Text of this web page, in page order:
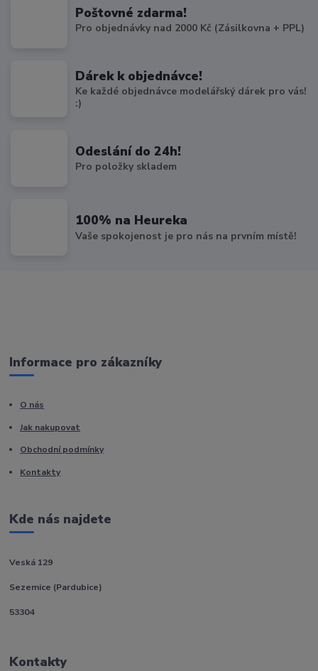
Poštovné zdarma!
Pro objednávky nad 2000 Kč (Zásilkovna + PPL)
Dárek k objednávce!
Ke každé objednávce modelářský dárek pro vás!
:)
Odeslání do 24h!
Pro položky skladem
100% na Heureka
Vaše spokojenost je pro nás na prvním místě!
Informace pro zákazníky
O nás
Jak nakupovat
Obchodní podmínky
Kontakty
Kde nás najdete
Veská 129
Sezemice (Pardubice)
53304
Kontakty